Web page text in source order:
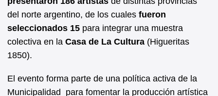
k
del norte argentino, de los cuales fueron
seleccionados 15 para integrar una muestra
colectiva en la Casa de La Cultura (Higueritas
1850).
El evento forma parte de una política activa de la
Municipalidad para fomentar la producción artística